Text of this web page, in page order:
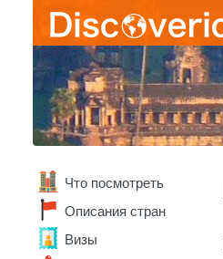
Что посмотреть
Описания стран
Визы